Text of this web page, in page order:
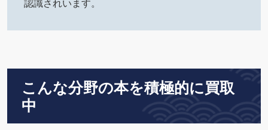
認識されいます。
こんな分野の本を積極的に買取
中